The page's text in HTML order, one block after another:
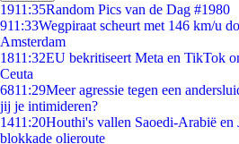
1911:35Random Pics van de Dag #1980
911:33Wegpiraat scheurt met 146 km/u
Amsterdam
1811:32EU bekritiseert Meta en TikTok
Ceuta
6811:29Meer agressie tegen een
jij je intimideren?
1411:20Houthi's vallen Saoedi-Arabië en
blokkade olieroute